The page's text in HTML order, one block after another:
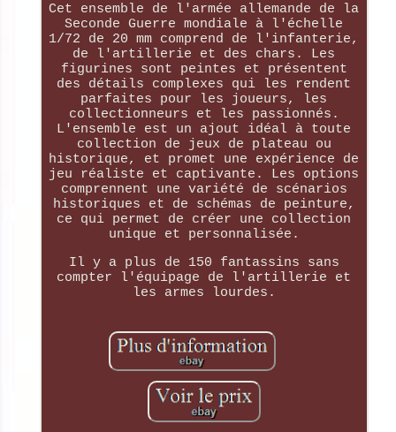
Cet ensemble de l'armée allemande de la
Seconde Guerre mondiale à l'échelle
1/72 de 20 mm comprend de l'infanterie,
de l'artillerie et des chars. Les
figurines sont peintes et présentent
des détails complexes qui les rendent
parfaites pour les joueurs, les
collectionneurs et les passionnés.
L'ensemble est un ajout idéal à toute
collection de jeux de plateau ou
historique, et promet une expérience de
jeu réaliste et captivante. Les options
comprennent une variété de scénarios
historiques et de schémas de peinture,
ce qui permet de créer une collection
unique et personnalisée.
Il y a plus de 150 fantassins sans
compter l'équipage de l'artillerie et
les armes lourdes.